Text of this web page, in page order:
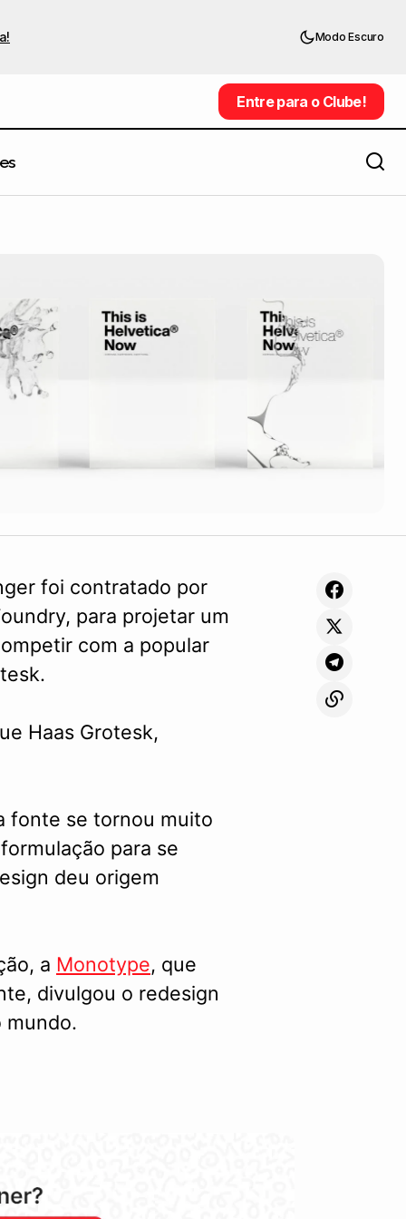
Modo Escuro
Entre para o Clube!
Entre para o Clube!
foi contratado por
para projetar um
com a popular
Haas Grotesk,
fonte se tornou muito
para se
deu origem
a Monotype, que
divulgou o redesign
mundo.